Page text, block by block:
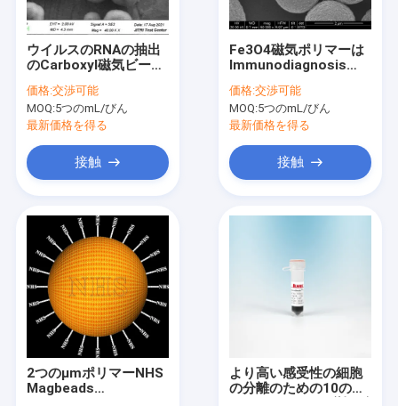
プロダクト
ビデオ
VRショー
私達について
ウイルスのRNAの抽出
のCarboxyl磁気ビード
つのmL
価格:交渉可能
MOQ:5つのmL/びん
最新価格を得る
接触
Fe3O4磁気ポリマーは
Immunodiagnosis
mg/mlに50のmL玉を
付ける
価格:交渉可能
MOQ:5つのmL/びん
最新価格を得る
接触
2つのμmポリマーNHS
Magbeads
より高い感受性の細胞
の分離のための10のML